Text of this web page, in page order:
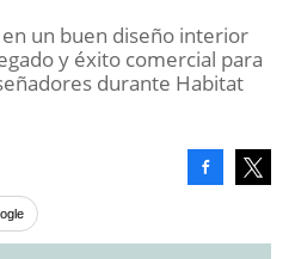
en un buen diseño interior
y éxito comercial para
durante Habitat